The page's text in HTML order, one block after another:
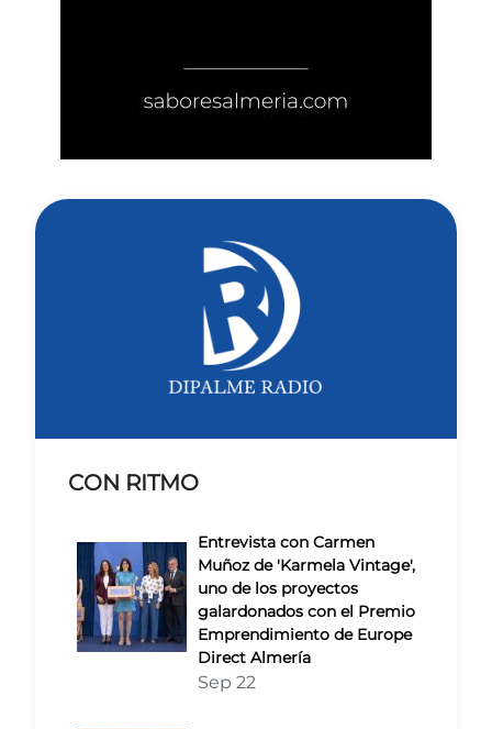
CON RITMO
Entrevista con Carmen
Muñoz de 'Karmela Vintage',
uno de los proyectos
galardonados con el Premio
Emprendimiento de Europe
Direct Almería
Sep 22